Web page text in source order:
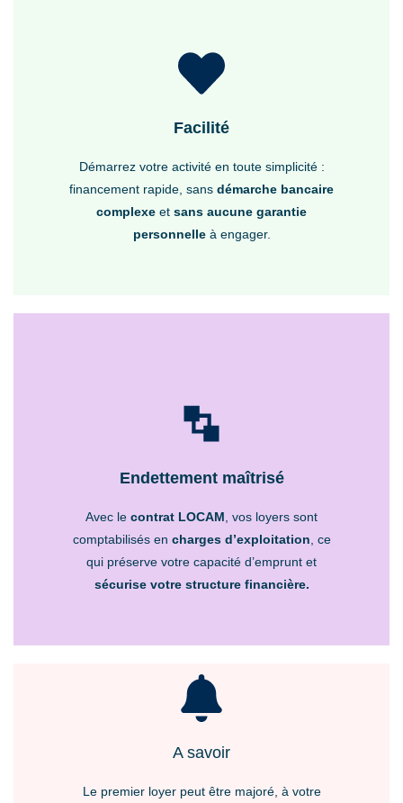
Facilité
Démarrez votre activité en toute simplicité :
financement rapide, sans démarche bancaire
complexe et sans aucune garantie
personnelleà engager.
Endettement maîtrisé
Avec le contrat LOCAM, vos loyers sont
comptabilisés en charges d’exploitation, ce
qui préserve votre capacité d’emprunt et
sécurise votre structure financière.
A savoir
Le premier loyer peut être majoré, à votre